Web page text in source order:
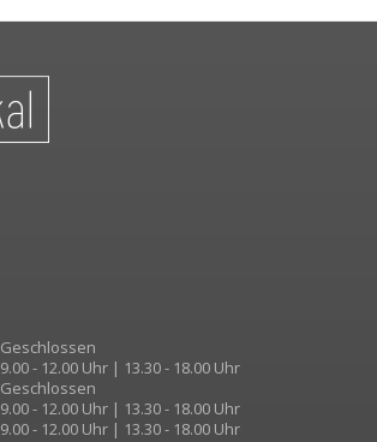
Geschlossen
9.00 - 12.00 Uhr | 13.30 - 18.00 Uhr
Geschlossen
9.00 - 12.00 Uhr | 13.30 - 18.00 Uhr
9.00 - 12.00 Uhr | 13.30 - 18.00 Uhr